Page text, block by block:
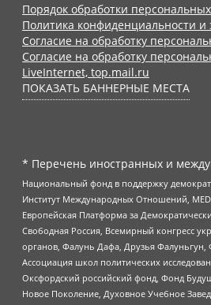
Порядок обработки
Политика конфиденциальности
Согласие на обработку
Согласие на обработку
LiveInternet, top.mail.ru
ПОКАЗАТЬ БАННЕРНЫЕ МЕСТА
* Перечень иностранных и
Национальный фонд в поддержку
Институт Международных Отношений,
Европейская Платформа за
Свободная Россия, Всемирный конгресс
органов, Фалунь Дафа, Друзья Фалуньгун,
Ассоциация школ политических
Оксфордский российский фонд, Фонд
Новое Поколение, Духовное Учебное